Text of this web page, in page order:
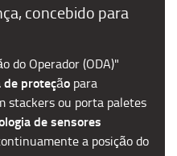
concebido para
do Operador (ODA)"
de proteção para
stackers ou porta paletes
de sensores
a posição do